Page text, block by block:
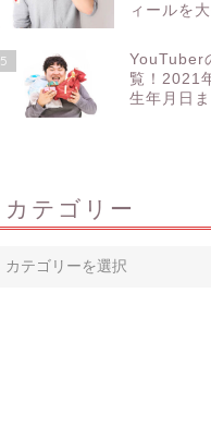
ィールを大
5
YouTuber
覧！2021
生年月日
カテゴリー